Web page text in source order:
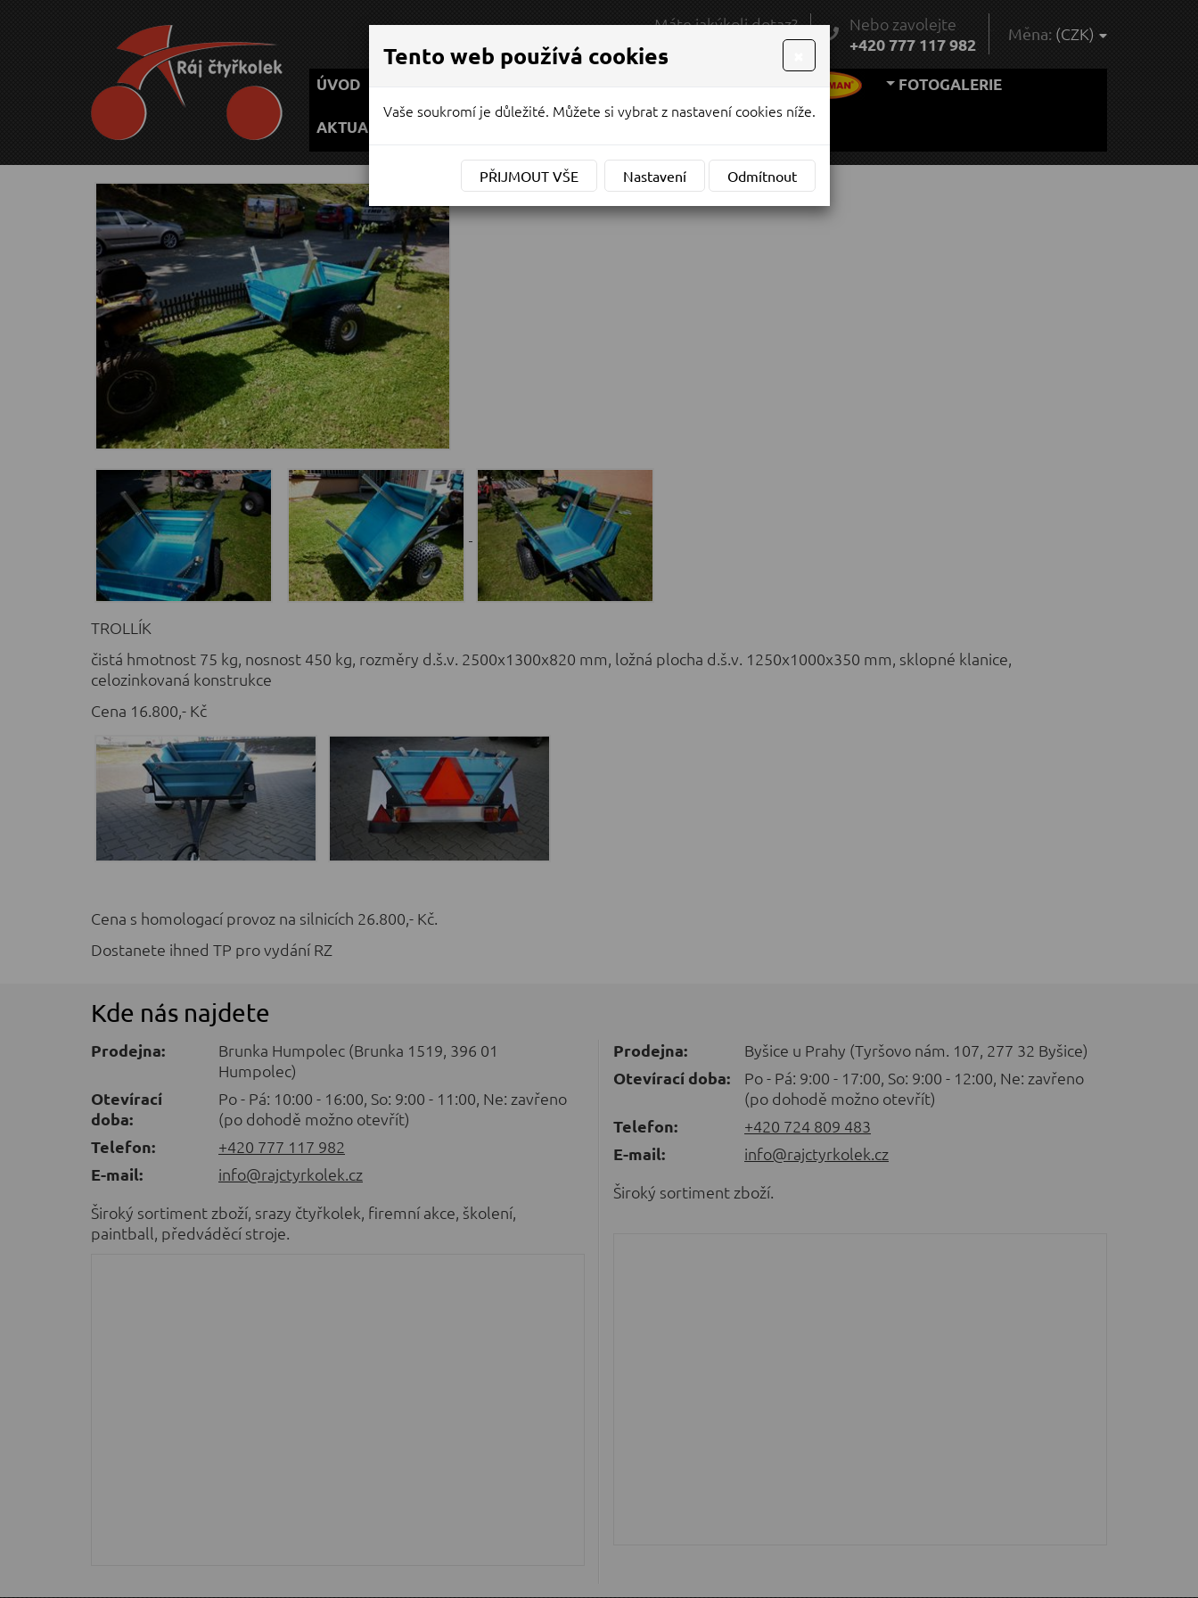
Máte jakýkoli dotaz?
Nebo zavolejte
+420 777 117 982
Měna: (CZK)
ÚVOD FOTOGALERIE
AKTUALITY
TROLLÍK
čistá hmotnost 75 kg, nosnost 450 kg, rozměry d.š.v. 2500x1300x820 mm, ložná plocha d.š.v. 1250x1000x350 mm, sklopné klanice,
celozinkovaná konstrukce
Cena 16.800,- Kč
Cena s homologací provoz na silnicích 26.800,- Kč.
Dostanete ihned TP pro vydání RZ
Kde nás najdete
Prodejna:
Brunka Humpolec (Brunka 1519, 396 01
Humpolec)
Otevírací
doba:
Po - Pá: 10:00 - 16:00, So: 9:00 - 11:00, Ne: zavřeno
(po dohodě možno otevřít)
Telefon:
+420 777 117 982
E-mail:
info@rajctyrkolek.cz
Široký sortiment zboží, srazy čtyřkolek, firemní akce, školení,
paintball, předváděcí stroje.
Prodejna:
Byšice u Prahy (Tyršovo nám. 107, 277 32 Byšice)
Otevírací doba:
Po - Pá: 9:00 - 17:00, So: 9:00 - 12:00, Ne: zavřeno
(po dohodě možno otevřít)
Telefon:
+420 724 809 483
E-mail:
info@rajctyrkolek.cz
Široký sortiment zboží.
Tento web používá cookies
Vaše soukromí je důležité. Můžete si vybrat z nastavení cookies níže.
PŘIJMOUT VŠE Nastavení Odmítnout